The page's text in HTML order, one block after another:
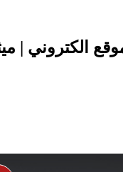
الكتروني |